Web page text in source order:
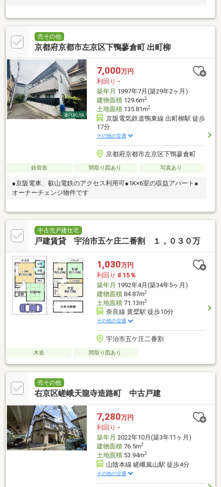
売その他
京都府京都市左京区下鴨蓼倉町 出町柳
7,000万円
利回り -
築年月 1997年7月(築29年2ヶ月)
建物面積129.6m2
土地面積135.81m2
京阪電気鉄道鴨東線 出町柳駅 徒歩
17分
その他の交通
京都府京都市左京区下鴨蓼倉町
鉄骨造 間取り図あり 写真あり
●京阪電車、叡山電鉄のアクセス利用可●1K×6室の収益アパート●
オーナーチェンジ物件です
中古売戸建住宅
戸建賃貸 宇治市五ケ庄二番割 １，０３０万
1,030万円
利回り 8.15％
築年月 1992年4月(築34年5ヶ月)
建物面積84.87m2
土地面積71.13m2
奈良線 黄檗駅 徒歩10分
その他の交通
宇治市五ケ庄二番割
木造 間取り図あり
売その他
右京区嵯峨天龍寺造路町 中古戸建
7,280万円
利回り -
築年月 2022年10月(築3年11ヶ月)
建物面積76.5m2
土地面積53.94m2
山陰本線 嵯峨嵐山駅 徒歩4分
その他の交通